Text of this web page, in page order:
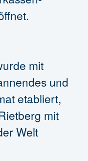
mit
und
etabliert,
mit
Welt